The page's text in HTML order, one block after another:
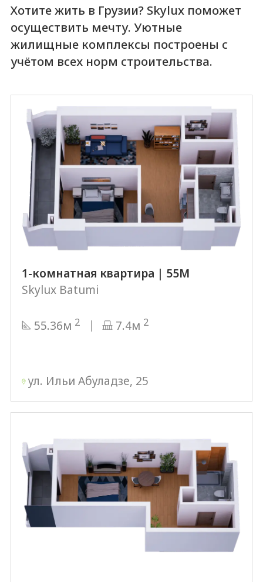
Хотите жить в Грузии? Skylux поможет
осуществить мечту. Уютные
жилищные комплексы построены с
учётом всех норм строительства.
1-комнатная квартира | 55М
Skylux Batumi
55.36м 2 7.4м 2
ул. Ильи Абуладзе, 25